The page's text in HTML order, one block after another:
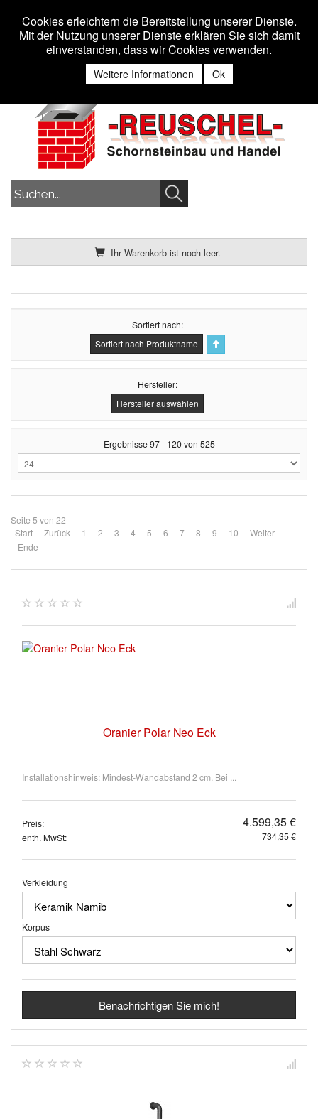
Anmelden
Ihr Warenkorb ist noch leer.
MENU Toggle
Sortiert nach
Sortiert nach Produktname
Hersteller:
Hersteller auswählen
Ergebnisse 97 - 120 von 525
Seite 5 von 22
Start
Zurück 1 2 3 4 5 6 7 8 9 10
Weiter
Ende
Oranier Polar Neo Eck
Installationshinweis: Mindest-Wandabstand 2 cm. Bei ...
Preis: 4.599,35 €
enth. MwSt: 734,35 €
Verkleidung
Korpus
Benachrichtigen Sie mich!
Cookies erleichtern die Bereitstellung unserer Dienste.
Mit der Nutzung unserer Dienste erklären Sie sich damit
einverstanden, dass wir Cookies verwenden.
Weitere Informationen Ok